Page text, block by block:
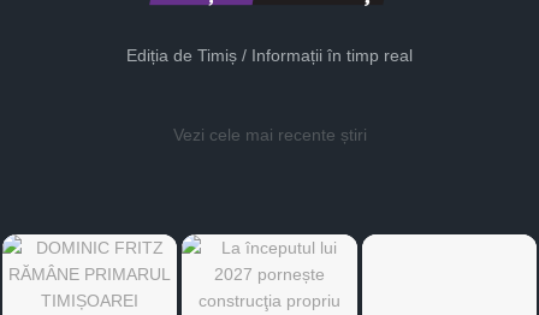
Ediția de Timiș / Informații în timp real
Vezi cele mai recente știri